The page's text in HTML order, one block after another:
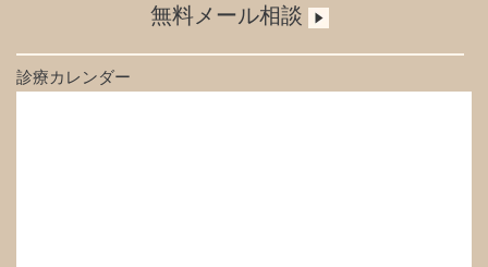
無料メール相談
診療カレンダー